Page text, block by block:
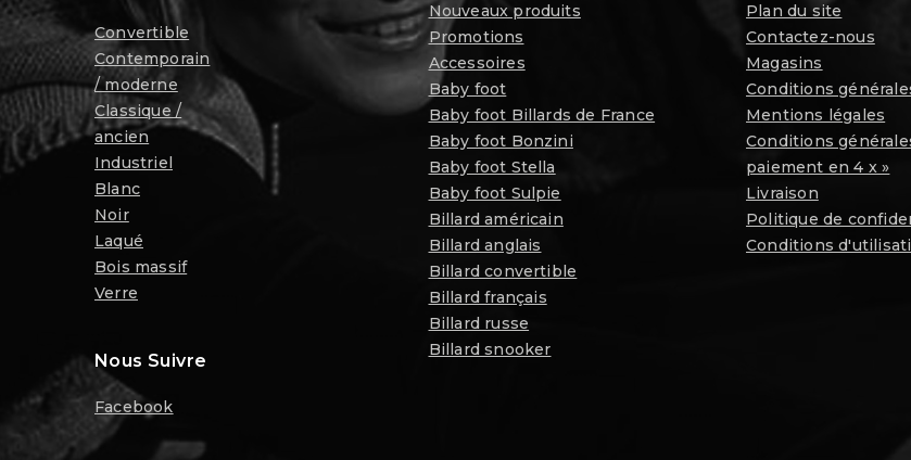
Convertible
Contemporain
/ moderne
Classique /
ancien
Industriel
Blanc
Noir
Laqué
Bois massif
Verre
Nous Suivre
Facebook
Nouveaux produits
Promotions
Accessoires
Baby foot
Baby foot Billards de France
Baby foot Bonzini
Baby foot Stella
Baby foot Sulpie
Billard américain
Billard anglais
Billard convertible
Billard français
Billard russe
Billard snooker
Plan du site
Contactez-nous
Magasins
Conditions
Mentions légales
Conditions
paiement en 4 x »
Livraison
Politique de
Conditions